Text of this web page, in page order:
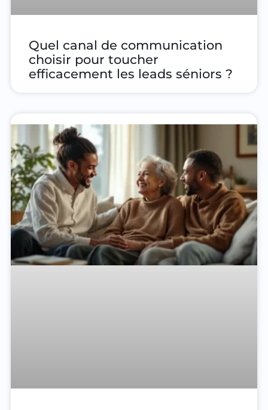
Quel canal de communication
choisir pour toucher
efficacement les leads séniors ?